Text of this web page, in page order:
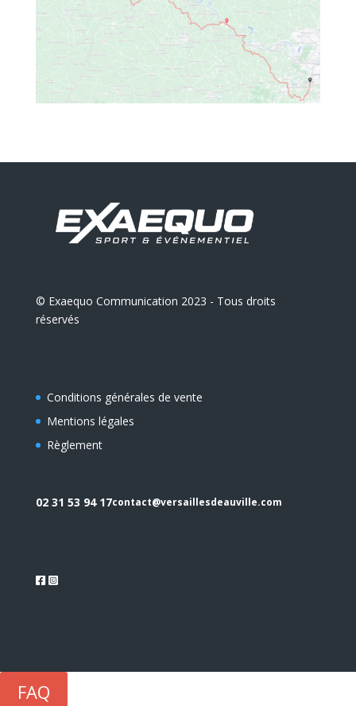
© Exaequo Communication 2023 - Tous droits
réservés
Conditions générales de vente
Mentions légales
Règlement
02 31 53 94 17contact@versaillesdeauville.com
FAQ